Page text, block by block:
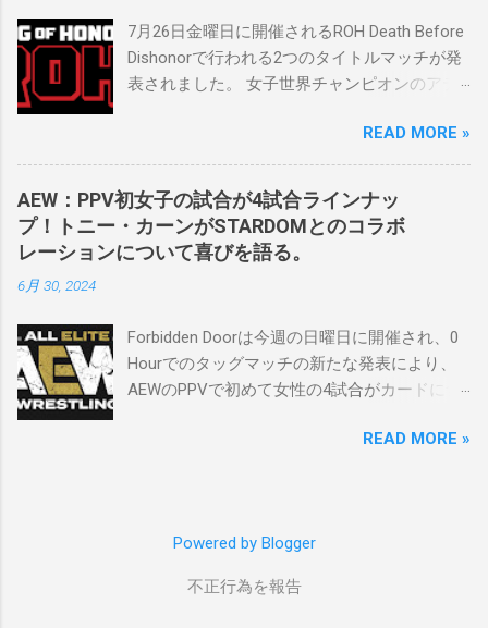
好きです。」 彼女は今、スケバンで重要な役
割を果たしています。 「今活躍している選手
をとても誇りに思い、応援しています。私の
ケバンのレスラーばかりです。私は彼らを私
の子供のように考えている」。 スケバンの最
新のショーは5月末に行われました。日本の女
子プロレスリーグがロサンゼルスでデビュー
し、5試合のカードが YouTube で公開されてい
野が見守る中、クラッシュ・ユウ選手を相手
にタイトル防衛に成功しました。 「スケバン
レスラーには無限の可能性を感じます。若く
スケバンがどこまで行くのか、コミッショナ
7月26日金曜日に開催されるROH Death Before
Dishonorで行われる2つのタイトルマッチが発
表されました。 女子世界チャンピオンのアテ
を防衛することになりました。この試合は木
曜日のROHで発表されました。アテナは5月か
ら活動を休止しており、リング上での欠場は
ストーリー上の負傷が原因とされています。
女子世界チャンピオンは5月の最後の試合で怪
我の恐怖に苦しみましたが、それはストーリ
Dishonorでタイトルを防衛します。PPVでレッ
ド・ベルベッドを相手にROH Women's TV 王
座の防衛戦を行います。 木曜日の放送では、
Championship Proving Groundの試合でウィー
ていません。 Wrestling Observer
READ MORE »
AEW：PPV初女子の試合が4試合ラインナッ
プ！トニー・カーンがSTARDOMとのコラボ
レーションについて喜びを語る。
6月 30, 2024
Forbidden Doorは今週の日曜日に開催され、0
Hourでのタッグマッチの新たな発表により、
AEWのPPVで初めて女性の4試合がカードに含
行われたメディアとの電話会議で、AEWのト
ンについて話すと、私はとても興奮していま
ー・ナイチンゲールと中野たむのチーム。す
READ MORE »
Powered by Blogger
不正行為を報告